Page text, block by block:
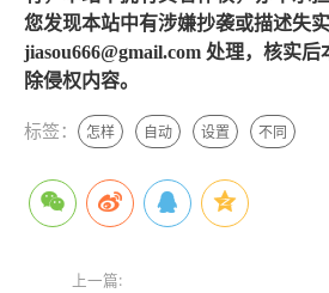
您发现本站中有涉嫌抄袭或描述失
jiasou666@gmail.com 处理，核实
除侵权内容。
标签： 怎样 自动 设置 不同
上一篇: